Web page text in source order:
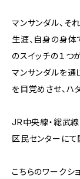
マンサンダル、そ
生涯、自身の身体
のスイッチの１つ
マンサンダルを通
を目覚めさせ、ハ
JR中央線・総武
区民センターにて
こちらのワークシ